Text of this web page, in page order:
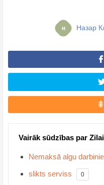
н Назар
Vairāk sūdzības par
Nemaksā algu
slikts serviss 0